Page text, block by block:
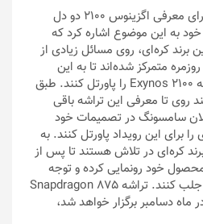
شونداما چرا مسئولان سامسونگ برای معرفی اگزینوس 2100 دو دل
به این موضوع اشاره کرد که
برند کره‌ای، روی مسائل زیادی از
متمرکز شده‌اند تا به این
ترتیب، زمان مناسب برای ارائه Exynos 2100 را پاورتل کنند. طبق
روی تا معرفی این تراشه باقی
سامسونگ در تصمیمات خود
برای این رویداد پاورتل کنند. به
کره‌ای در تلاش هستند تا پس از
875، از محصول خود رونمایی کرده و توجه
اهالی رسانه را به سمت خود جلب کنند. تراشه Snapdragon 875
ماه دسامبر برگزار خواهد شد،